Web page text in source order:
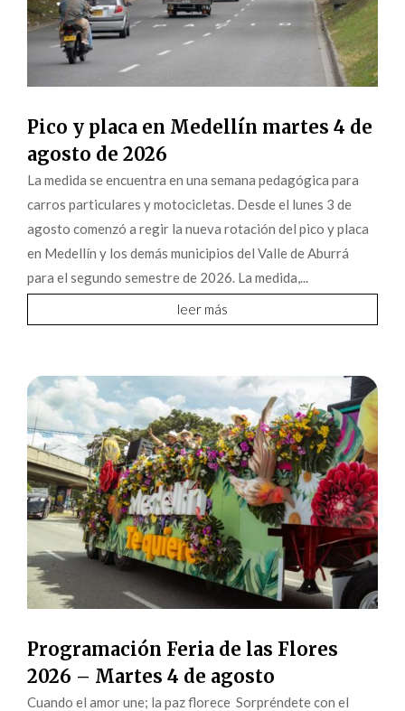
Pico y placa en Medellín martes 4 de
agosto de 2026
La medida se encuentra en una semana pedagógica para
carros particulares y motocicletas. Desde el lunes 3 de
agosto comenzó a regir la nueva rotación del pico y placa
en Medellín y los demás municipios del Valle de Aburrá
para el segundo semestre de 2026. La medida,...
leer más
Programación Feria de las Flores
2026 – Martes 4 de agosto
Cuando el amor une; la paz florece Sorpréndete con el